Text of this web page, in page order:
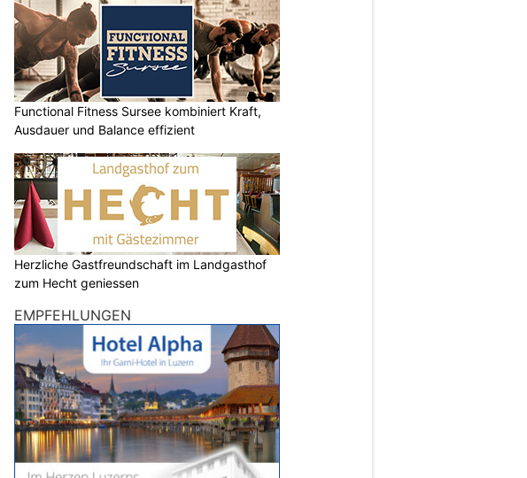
Functional Fitness Sursee kombiniert Kraft,
Ausdauer und Balance effizient
Herzliche Gastfreundschaft im Landgasthof
zum Hecht geniessen
EMPFEHLUNGEN